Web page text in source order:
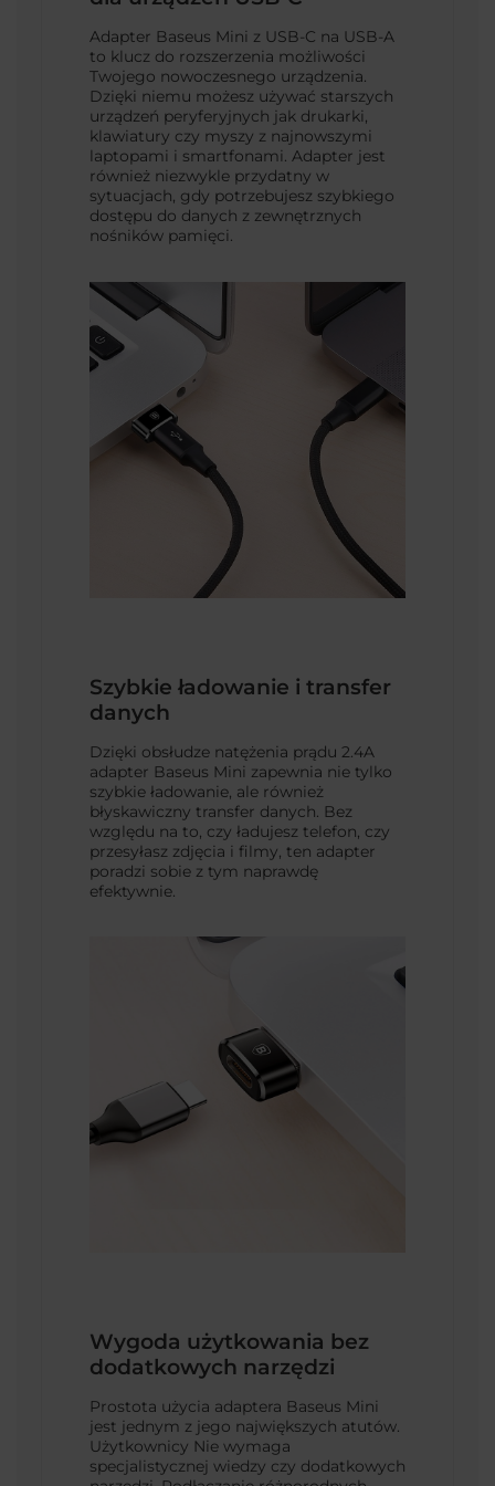
Adapter Baseus Mini z USB-C na USB-A
to klucz do rozszerzenia możliwości
Twojego nowoczesnego urządzenia.
Dzięki niemu możesz używać starszych
urządzeń peryferyjnych jak drukarki,
klawiatury czy myszy z najnowszymi
laptopami i smartfonami. Adapter jest
również niezwykle przydatny w
sytuacjach, gdy potrzebujesz szybkiego
dostępu do danych z zewnętrznych
nośników pamięci.
Szybkie ładowanie i transfer
danych
Dzięki obsłudze natężenia prądu 2.4A
adapter Baseus Mini zapewnia nie tylko
szybkie ładowanie, ale również
błyskawiczny transfer danych. Bez
względu na to, czy ładujesz telefon, czy
przesyłasz zdjęcia i filmy, ten adapter
poradzi sobie z tym naprawdę
efektywnie.
Wygoda użytkowania bez
dodatkowych narzędzi
Prostota użycia adaptera Baseus Mini
jest jednym z jego największych atutów.
Użytkownicy Nie wymaga
specjalistycznej wiedzy czy dodatkowych